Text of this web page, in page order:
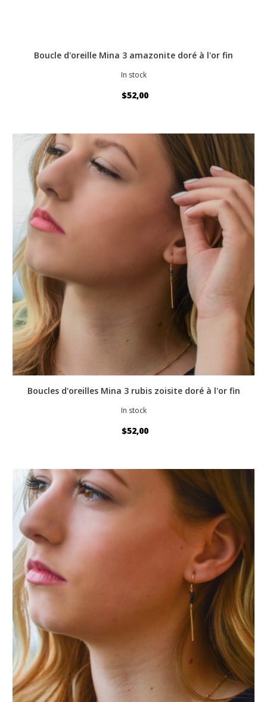
Boucle d'oreille Mina 3 amazonite doré à l'or fin
In stock
$52,00
Boucles d'oreilles Mina 3 rubis zoisite doré à l'or fin
In stock
$52,00